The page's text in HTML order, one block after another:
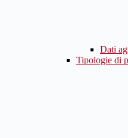
Dati
Tipologie di